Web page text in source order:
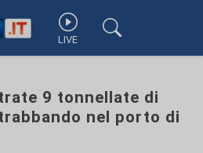
LIVE
9 tonnellate di
nel porto di